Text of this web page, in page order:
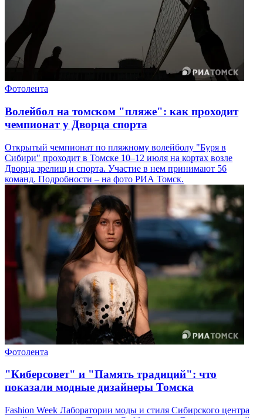
Фотолента
Волейбол на томском "пляже": как проходит
чемпионат у Дворца спорта
Открытый чемпионат по пляжному волейболу "Буря в
Сибири" проходит в Томске 10–12 июля на кортах возле
Дворца зрелищ и спорта. Участие в нем принимают 56
команд. Подробности – на фото РИА Томск.
Фотолента
"Киберсовет" и "Память традиций": что
показали модные дизайнеры Томска
Fashion Week Лаборатории моды и стиля Сибирского центра